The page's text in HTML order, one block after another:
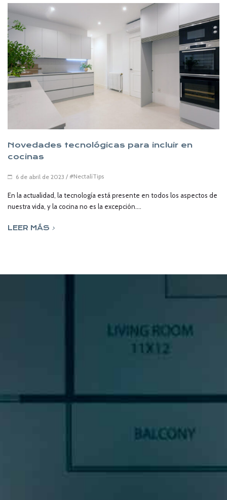
Novedades tecnológicas para incluir en
cocinas
6 de abril de 2023 / #NectalíTips
En la actualidad, la tecnología está presente en todos los aspectos de
nuestra vida, y la cocina no es la excepción....
LEER MÁS
NEWSLETTER